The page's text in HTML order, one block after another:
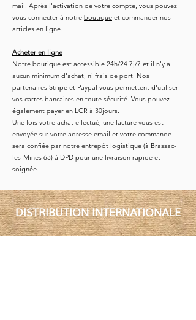
mail. Après l'activation de votre compte, vous pouvez
vous connecter à notre boutique et commander nos
articles en ligne.
Acheter en ligne
Notre boutique est accessible 24h/24 7j/7 et il n'y a
aucun minimum d'achat, ni frais de port. Nos
partenaires Stripe et Paypal vous permettent d'utiliser
vos cartes bancaires en toute sécurité. Vous pouvez
également payer en LCR à 30jours.
Une fois votre achat effectué, une facture vous est
envoyée sur votre adresse email et votre commande
sera confiée par notre entrepôt logistique (à Brassac-
les-Mines 63) à DPD pour une livraison rapide et
soignée.
DISTRIBUTION INTERNATIONALE